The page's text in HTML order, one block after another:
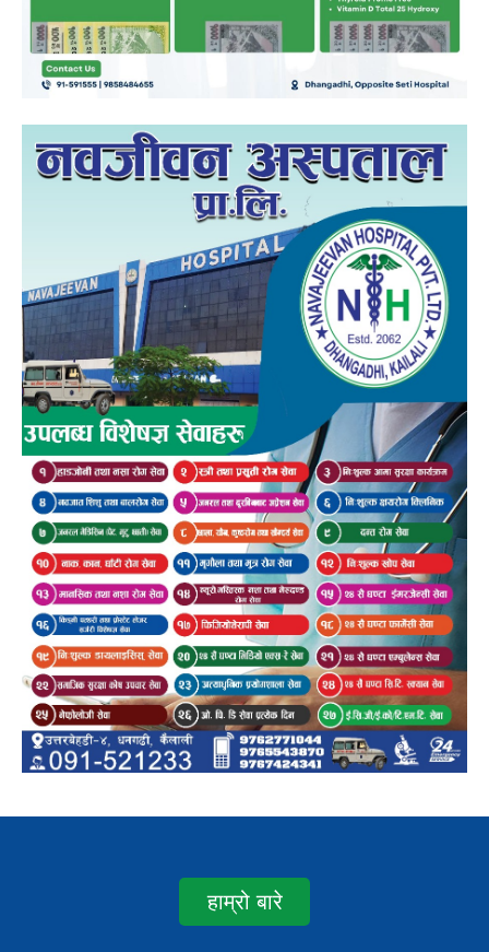
हाम्रो बारे